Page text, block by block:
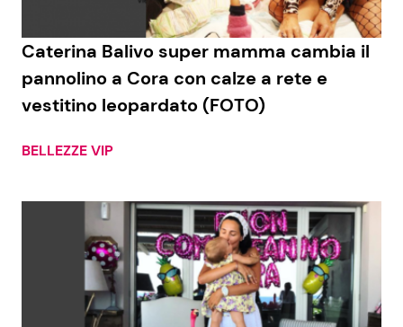
Caterina Balivo super mamma cambia il
pannolino a Cora con calze a rete e
vestitino leopardato (FOTO)
BELLEZZE VIP